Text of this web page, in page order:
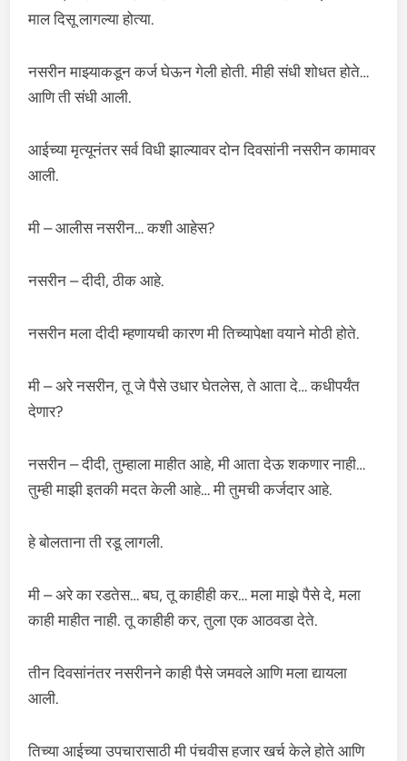
माल दिसू लागल्या होत्या.
नसरीन माझ्याकडून कर्ज घेऊन गेली होती. मीही संधी शोधत होते…
आणि ती संधी आली.
आईच्या मृत्यूनंतर सर्व विधी झाल्यावर दोन दिवसांनी नसरीन कामावर
आली.
मी – आलीस नसरीन… कशी आहेस?
नसरीन – दीदी, ठीक आहे.
नसरीन मला दीदी म्हणायची कारण मी तिच्यापेक्षा वयाने मोठी होते.
मी – अरे नसरीन, तू जे पैसे उधार घेतलेस, ते आता दे… कधीपर्यंत
देणार?
नसरीन – दीदी, तुम्हाला माहीत आहे, मी आता देऊ शकणार नाही…
तुम्ही माझी इतकी मदत केली आहे… मी तुमची कर्जदार आहे.
हे बोलताना ती रडू लागली.
मी – अरे का रडतेस… बघ, तू काहीही कर… मला माझे पैसे दे, मला
काही माहीत नाही. तू काहीही कर, तुला एक आठवडा देते.
तीन दिवसांनंतर नसरीनने काही पैसे जमवले आणि मला द्यायला
आली.
तिच्या आईच्या उपचारासाठी मी पंचवीस हजार खर्च केले होते आणि